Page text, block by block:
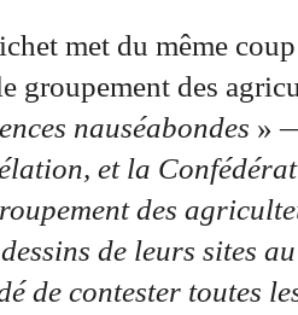
met du même
groupement des
nauséabondes »
et la
des
de leurs sites
de contester toutes